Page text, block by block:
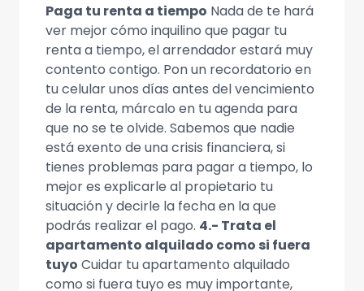
Paga tu renta a tiempo Nada de te hará
ver mejor cómo inquilino que pagar tu
renta a tiempo, el arrendador estará muy
contento contigo. Pon un recordatorio en
tu celular unos días antes del vencimiento
de la renta, márcalo en tu agenda para
que no se te olvide. Sabemos que nadie
está exento de una crisis financiera, si
tienes problemas para pagar a tiempo, lo
mejor es explicarle al propietario tu
situación y decirle la fecha en la que
podrás realizar el pago. 4.- Trata el
apartamento alquilado como si fuera
tuyo Cuidar tu apartamento alquilado
como si fuera tuyo es muy importante,